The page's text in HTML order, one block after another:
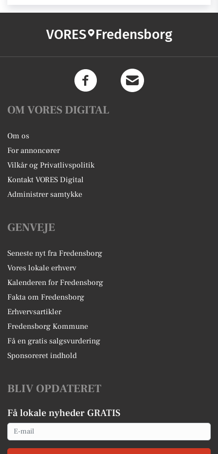
VORES Fredensborg
OM VORES DIGITAL
Om os
For annoncører
Vilkår og Privatlivspolitik
Kontakt VORES Digital
Administrer samtykke
GENVEJE
Seneste nyt fra Fredensborg
Vores lokale erhverv
Kalenderen for Fredensborg
Fakta om Fredensborg
Erhvervsartikler
Fredensborg Kommune
Få en gratis salgsvurdering
Sponsoreret indhold
BLIV OPDATERET
Få lokale nyheder GRATIS
Email